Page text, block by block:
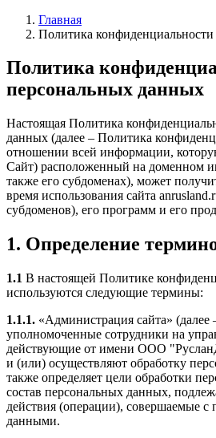
Главная
Политика конфиденциальности
Политика
персональных данных
Настоящая Политика
данных (далее – Политика
отношении всей информации,
Сайт) расположенный на доменном
также его субдоменах), может
время использования сайта
субдоменов), его программ и его
1. Определение
1.1 В настоящей Политике
используются следующие термины:
1.1.1. «Администрация сайта»
уполномоченные сотрудники на
действующие от имени ООО
и (или) осуществляют обработку
также определяет цели обработки
состав персональных данных,
действия (операции), совершаемые с
данными.